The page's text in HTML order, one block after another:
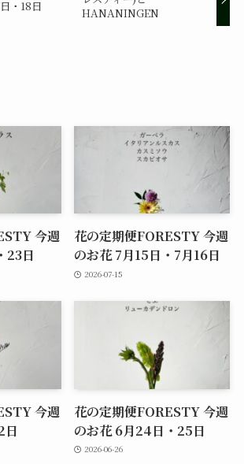
・18日
HANANINGEN
今週
23日
花の定期便FORESTY 今週
のお花 7月15日・7月16日
2026-07-15
今週
日
花の定期便FORESTY 今週
のお花 6月24日・25日
2026-06-26